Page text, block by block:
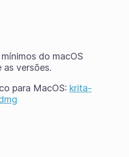
do macOS
as versões.
para MacOS: krita-